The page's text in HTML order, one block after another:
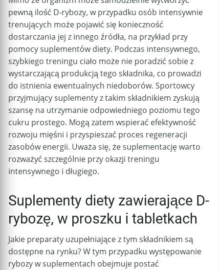
pewną ilość D-rybozy, w przypadku osób intensywnie
trenujących może pojawić się konieczność
dostarczania jej z innego źródła, na przykład przy
pomocy suplementów diety. Podczas intensywnego,
szybkiego treningu ciało może nie poradzić sobie z
wystarczającą produkcją tego składnika, co prowadzi
do istnienia ewentualnych niedoborów. Sportowcy
przyjmujący suplementy z takim składnikiem zyskują
szansę na utrzymanie odpowiedniego poziomu tego
cukru prostego. Mogą zatem wspierać efektywność
rozwoju mięśni i przyspieszać proces regeneracji
zasobów energii. Uważa się, że suplementację warto
rozważyć szczególnie przy okazji treningu
intensywnego i długiego.
Suplementy diety zawierające D-
rybozę, w proszku i tabletkach
Jakie preparaty uzupełniające z tym składnikiem są
dostępne na rynku? W tym przypadku występowanie
rybozy w suplementach obejmuje postać